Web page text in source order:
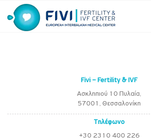
to
content
Fivi – Fertility & IVF
Ασκληπιού 10 Πυλαία,
57001, Θεσσαλονίκη
Τηλέφωνο
+30 2310 400 226